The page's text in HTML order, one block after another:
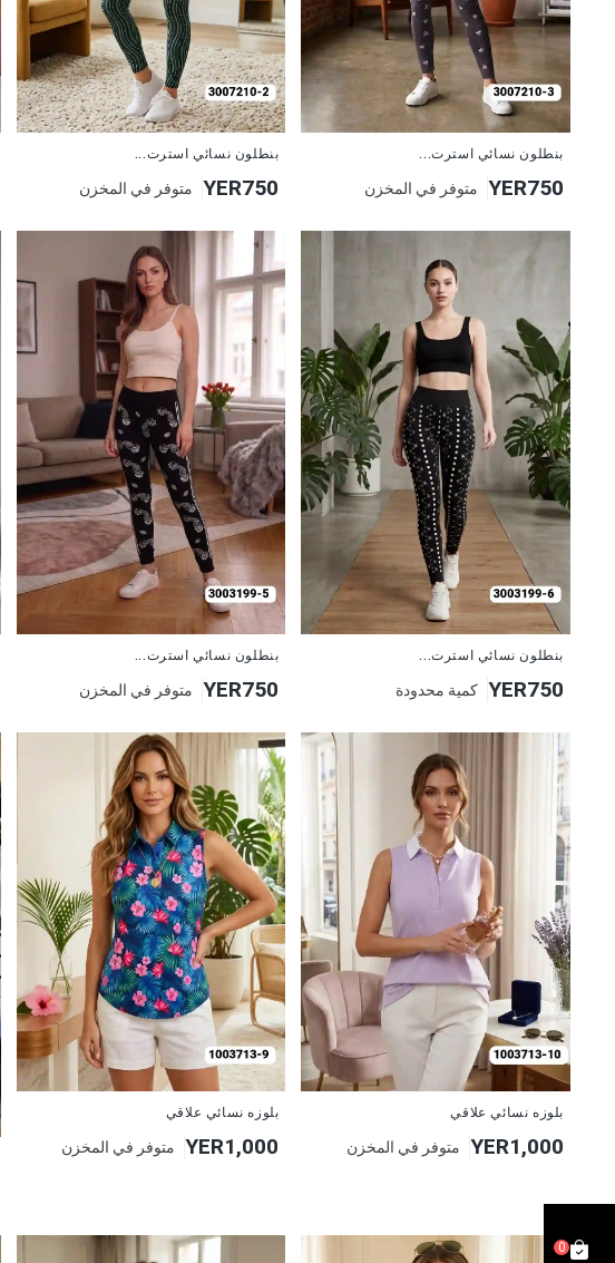
0
بنطلون نسائي استرت...
YER750 متوفر في المخزن
بنطلون نسائي استرت...
YER750 متوفر في المخزن
بنطلون نسائي استرت...
YER750 كمية محدودة
بنطلون نسائي استرت...
YER750 متوفر في المخزن
بلوزه نسائي علاقي
YER1,000 متوفر في المخزن
بلوزه نسائي علاقي
YER1,000 متوفر في المخزن